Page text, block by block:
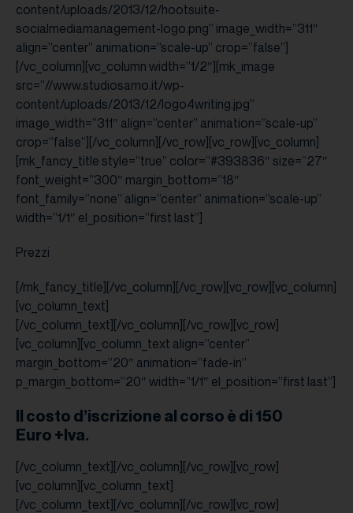
content/uploads/2013/12/hootsuite-
socialmediamanagement-logo.png” image_width=”311″
align=”center” animation=”scale-up” crop=”false”]
[/vc_column][vc_column width=”1/2″][mk_image
src=”//www.studiosamo.it/wp-
content/uploads/2013/12/logo4writing.jpg”
image_width=”311″ align=”center” animation=”scale-up”
crop=”false”][/vc_column][/vc_row][vc_row][vc_column]
[mk_fancy_title style=”true” color=”#393836″ size=”27″
font_weight=”300″ margin_bottom=”18″
font_family=”none” align=”center” animation=”scale-up”
width=”1/1″ el_position=”first last”]
Prezzi
[/mk_fancy_title][/vc_column][/vc_row][vc_row][vc_column]
[vc_column_text]
[/vc_column_text][/vc_column][/vc_row][vc_row]
[vc_column][vc_column_text align=”center”
margin_bottom=”20″ animation=”fade-in”
p_margin_bottom=”20″ width=”1/1″ el_position=”first last”]
Il costo d’iscrizione al corso è di 150
Euro +Iva.
[/vc_column_text][/vc_column][/vc_row][vc_row]
[vc_column][vc_column_text]
[/vc_column_text][/vc_column][/vc_row][vc_row]